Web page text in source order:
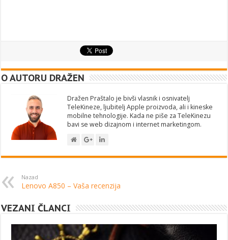
O AUTORU DRAŽEN
Dražen Praštalo je bivši vlasnik i osnivatelj
TeleKineze, ljubitelj Apple proizvoda, ali i kineske
mobilne tehnologije. Kada ne piše za TeleKinezu
bavi se web dizajnom i internet marketingom.
Nazad
Lenovo A850 – Vaša recenzija
VEZANI ČLANCI